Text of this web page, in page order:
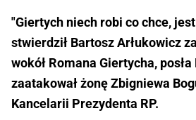
"Giertych niech robi co chce,
stwierdził Bartosz Arłukowicz
wokół Romana Giertycha, posła
zaatakował żonę Zbigniewa
Kancelarii Prezydenta RP.